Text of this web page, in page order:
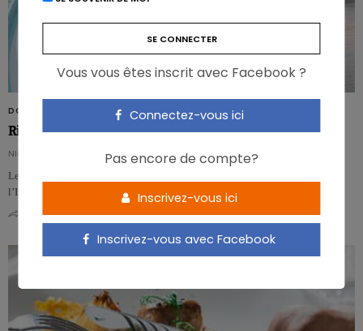
DOSSIER
Risques alimentaires: quelles sont les priorités?
NICOLAS GUGGENBÜHL
Les dernières données du projet Global Burden of Disease (GBD), mené par
l’Institute for Health Metrics and Evaluation permettent…
0
Vous vous êtes inscrit avec Facebook ?
Connectez-vous ici
Pas encore de compte?
Inscrivez-vous ici
Inscrivez-vous avec Facebook